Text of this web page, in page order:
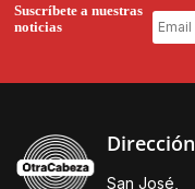
Suscríbete a nuestras
noticias
Dirección
San José,